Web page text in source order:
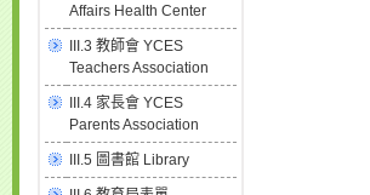
Affairs Health Center
III.3 教師會 YCES
Teachers Association
III.4 家長會 YCES
Parents Association
III.5 圖書館 Library